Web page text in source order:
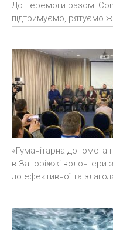
До перемоги разом:
підтримуємо, рятуємо
«Гуманітарна допомога
в Запоріжжі волонтери
до ефективної та